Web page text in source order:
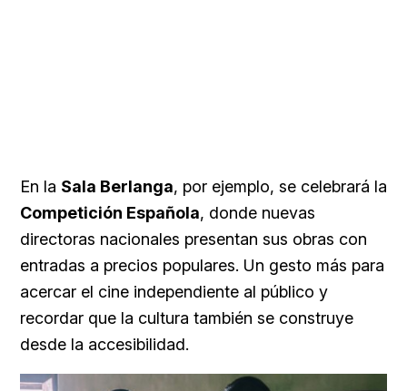
En la Sala Berlanga, por ejemplo, se celebrará la
Competición Española, donde nuevas
directoras nacionales presentan sus obras con
entradas a precios populares. Un gesto más para
acercar el cine independiente al público y
recordar que la cultura también se construye
desde la accesibilidad.